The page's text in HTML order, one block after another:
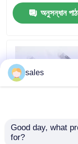
মান নিয়ন্ত্রণ
আমাদের সাথে
উদ্ধৃতির জন্য আবেদন
ল্যারিঞ্জিয়াল মাস্ক
অনুসন্ধান
মেডিকেল গ্রেড পিভিসি
sales
Good day, what
for?